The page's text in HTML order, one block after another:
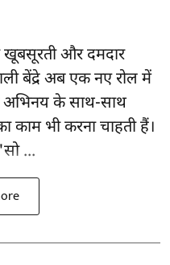
और दमदार
बेंद्रे अब एक नए रोल में
के साथ-साथ
काम भी करना चाहती हैं।
...